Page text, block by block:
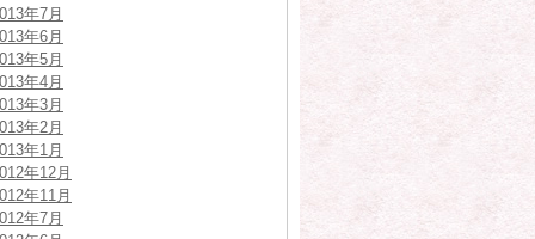
年7月
年6月
年5月
年4月
年3月
年2月
年1月
年12月
年11月
年7月